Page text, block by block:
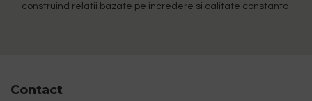
construind relatii bazate pe incredere si calitate constanta.
Contact